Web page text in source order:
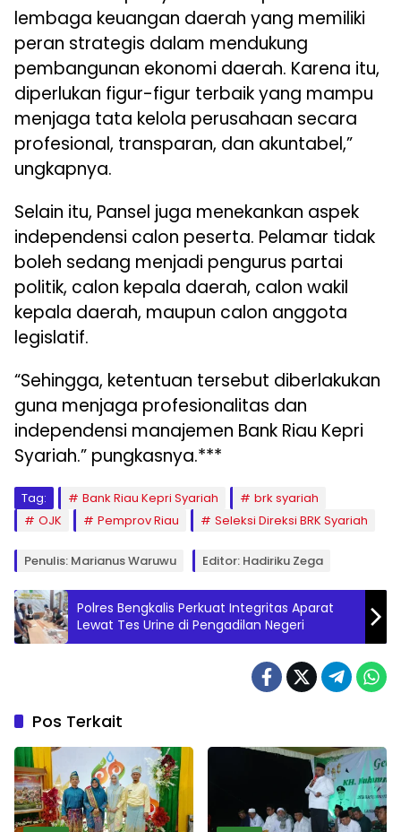
lembaga keuangan daerah yang memiliki
peran strategis dalam mendukung
pembangunan ekonomi daerah. Karena itu,
diperlukan figur-figur terbaik yang mampu
menjaga tata kelola perusahaan secara
profesional, transparan, dan akuntabel,”
ungkapnya.
Selain itu, Pansel juga menekankan aspek
independensi calon peserta. Pelamar tidak
boleh sedang menjadi pengurus partai
politik, calon kepala daerah, calon wakil
kepala daerah, maupun calon anggota
legislatif.
“Sehingga, ketentuan tersebut diberlakukan
guna menjaga profesionalitas dan
independensi manajemen Bank Riau Kepri
Syariah.” pungkasnya.***
Tag: Bank Riau Kepri Syariah
brk syariah
OJK
Pemprov Riau Seleksi Direksi BRK Syariah
Penulis: Marianus Waruwu Editor: Hadiriku Zega
Polres Bengkalis Perkuat Integritas Aparat
Lewat Tes Urine di Pengadilan Negeri
Pos Terkait